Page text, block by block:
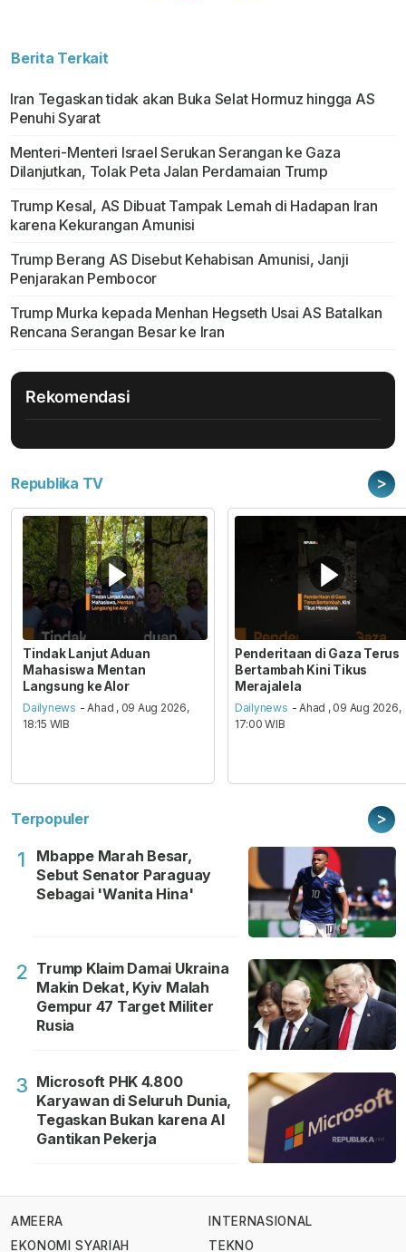
Berita Terkait
Iran Tegaskan tidak akan Buka Selat Hormuz hingga AS
Penuhi Syarat
Menteri-Menteri Israel Serukan Serangan ke Gaza
Dilanjutkan, Tolak Peta Jalan Perdamaian Trump
Trump Kesal, AS Dibuat Tampak Lemah di Hadapan Iran
karena Kekurangan Amunisi
Trump Berang AS Disebut Kehabisan Amunisi, Janji
Penjarakan Pembocor
Trump Murka kepada Menhan Hegseth Usai AS Batalkan
Rencana Serangan Besar ke Iran
Rekomendasi
Republika TV >
Tindak Lanjut Aduan
Mahasiswa Mentan
Langsung ke Alor
Dailynews - Ahad , 09 Aug 2026,
18:15 WIB
Penderitaan di Gaza Terus
Bertambah Kini Tikus
Merajalela
Dailynews - Ahad , 09 Aug 2026,
17:00 WIB
Terpopuler >
1
Mbappe Marah Besar,
Sebut Senator Paraguay
Sebagai 'Wanita Hina'
2 Trump Klaim Damai Ukraina
Makin Dekat, Kyiv Malah
Gempur 47 Target Militer
Rusia
3 Microsoft PHK 4.800
Karyawan di Seluruh Dunia,
Tegaskan Bukan karena AI
Gantikan Pekerja
AMEERA
EKONOMI SYARIAH
INTERNASIONAL
TEKNO